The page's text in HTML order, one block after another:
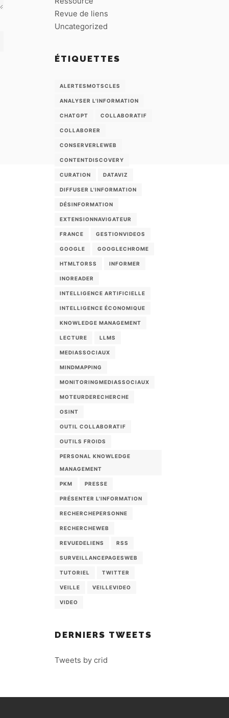
Revue de liens
Uncategorized
ÉTIQUETTES
ALERTESMOTSCLES
ANALYSER L'INFORMATION
CHATGPT COLLABORATIF
COLLABORER
CONSERVERLEWEB
CONTENTDISCOVERY
CURATION DATAVIZ
DIFFUSER L'INFORMATION
DÉSINFORMATION
EXTENSIONNAVIGATEUR
FRANCE GESTIONVIDEOS
GOOGLE GOOGLECHROME
HTMLTORSS INFORMER
INOREADER
INTELLIGENCE ARTIFICIELLE
INTELLIGENCE ÉCONOMIQUE
KNOWLEDGE MANAGEMENT
LECTURE LLMS
MEDIASSOCIAUX
MINDMAPPING
MONITORINGMEDIASSOCIAUX
MOTEURDERECHERCHE
OSINT
OUTIL COLLABORATIF
OUTILS FROIDS
PERSONAL KNOWLEDGE
MANAGEMENT
PKM PRESSE
PRÉSENTER L'INFORMATION
RECHERCHEPERSONNE
RECHERCHEWEB
REVUEDELIENS RSS
SURVEILLANCEPAGESWEB
TUTORIEL TWITTER
VEILLE VEILLEVIDEO
VIDEO
DERNIERS TWEETS
Tweets by crid